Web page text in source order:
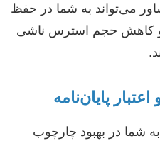
می‌تواند به شما در حفظ
کاهش حجم استرس ناشی
پایان‌نامه
شما در بهبود چارچوب